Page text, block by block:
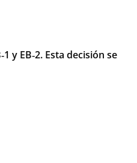
y EB‑2. Esta decisión se